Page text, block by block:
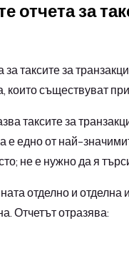
отчета за
за таксите за
които съществуват
таксите за
е едно от най-
не е нужно да я
отделно и
Отчетът отразява: